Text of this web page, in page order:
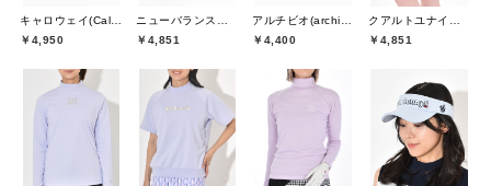
キャロウェイ(Callaway)
￥4,950
ニューバランスゴルフ(New Balance Golf)
￥4,851
アルチビオ(archivio)
￥4,400
クアルトユナイテッド(CUARTO UNITED)
￥4,851